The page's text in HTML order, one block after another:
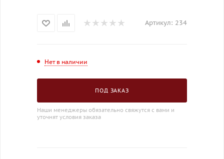
Артикул: 234
Нет в наличии
ПОД ЗАКАЗ
Наши менеджеры обязательно свяжутся с вами и
уточнят условия заказа